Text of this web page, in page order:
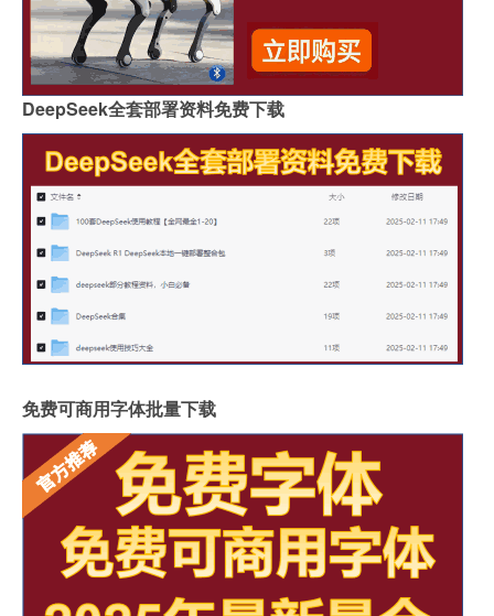
DeepSeek全套部署资料免费下载
免费可商用字体批量下载